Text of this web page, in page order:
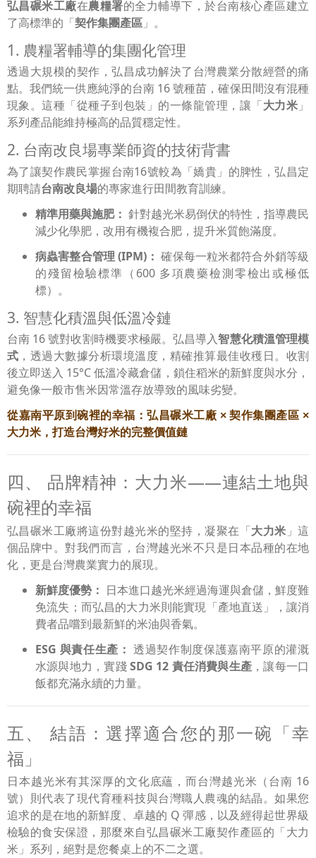
弘昌碾米工廠在農糧署的全力輔導下，於台南核心產區建立
了高標準的「契作集團產區 」。
1. 農糧署輔導的集團化管理
透過大規模的契作，弘昌成功解決了台灣農業分散經營的痛
點。我們統一供應純淨的台南 16 號種苗，確保田間沒有混種
現象。這種「從種子到包裝」的一條龍管理，讓「大力米 」
系列產品能維持極高的品質穩定性。
2. 台南改良場專業師資的技術背書
為了讓契作農民掌握台南16號較為「嬌貴」的脾性，弘昌定
期聘請台南改良場的專家進行田間教育訓練。
精準用藥與施肥： 針對越光米易倒伏的特性，指導農民
減少化學肥，改用有機複合肥，提升米質飽滿度。
病蟲害整合管理 (IPM)： 確保每一粒米都符合外銷等級
的殘留檢驗標準（600 多項農藥檢測零檢出或極低
標）。
3. 智慧化積溫與低溫冷鏈
台南 16 號對收割時機要求極嚴。弘昌導入智慧化積溫管理模
式 ，透過大數據分析環境溫度，精確推算最佳收穫日。收割
後立即送入 15°C 低溫冷藏倉儲，鎖住稻米的新鮮度與水分，
避免像一般市售米因常溫存放導致的風味劣變。
從嘉南平原到碗裡的幸福：弘昌碾米工廠 ×契作集團產區 ×
大力米，打造台灣好米的完整價值鏈
四、 品牌精神：大力米——連結土地與
碗裡的幸福
弘昌碾米工廠將這份對越光米的堅持，凝聚在「大力米 」這
個品牌中。對我們而言，台灣越光米不只是日本品種的在地
化，更是台灣農業實力的展現。
新鮮度優勢： 日本進口越光米經過海運與倉儲，鮮度難
免流失；而弘昌的大力米則能實現「產地直送」，讓消
費者品嚐到最新鮮的米油與香氣。
ESG 與責任生產： 透過契作制度保護嘉南平原的灌溉
水源與地力，實踐SDG 12 責任消費與生產 ，讓每一口
飯都充滿永續的力量。
五、 結語：選擇適合您的那一碗「幸
福」
日本越光米有其深厚的文化底蘊，而台灣越光米（台南 16
號）則代表了現代育種科技與台灣職人農魂的結晶。如果您
追求的是在地的新鮮度、卓越的 Q 彈感，以及經得起世界級
檢驗的食安保證，那麼來自弘昌碾米工廠契作產區的「大力
米」系列，絕對是您餐桌上的不二之選。